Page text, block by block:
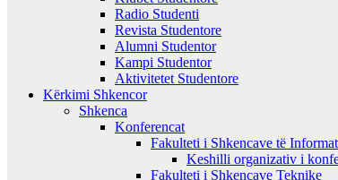
Radio Studenti
Revista Studentore
Alumni Studentor
Kampi Studentor
Aktivitetet Studentore
Kërkimi Shkencor
Shkenca
Konferencat
Fakulteti i Shkencave të
Keshilli organizativ i
Fakulteti i Shkencave Teknike